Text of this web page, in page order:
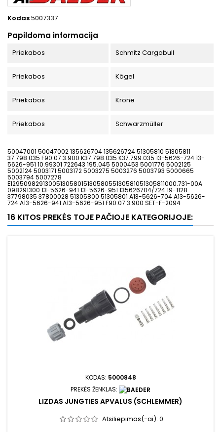
Kodas5007337
Papildoma informacija
Priekabos Schmitz Cargobull
Priekabos Kögel
Priekabos Krone
Priekabos Schwarzmüller
50047001 50047002 135626704 135626724 51305810 51305811
37.798.035 F90.07.3.900 K37.798.035 K37.799.035 13-5626-724 13-
5626-951 10.99301 722643 195.045 5000453 5001776 5002125
5002124 5003171 5003172 5003275 5003276 5003793 5000665
5003794 5007278
E129509829130051305801513058055130581051305811000.731-00A
098291300 13-5626-941 13-5626-951 135626704/724 19-1128
37798035 37800028 51305800 51305801 A13-5626-704 A13-5626-
724 A13-5626-941 A13-5626-951 F90.07.3.900 SET-F-2094
16 KITOS PREKĖS TOJE PAČIOJE KATEGORIJOJE:
KODAS: 5000848
PREKĖS ŽENKLAS:
LIZDAS JUNGTIES APVALUS (SCHLEMMER)
Atsiliepimas(-ai): 0